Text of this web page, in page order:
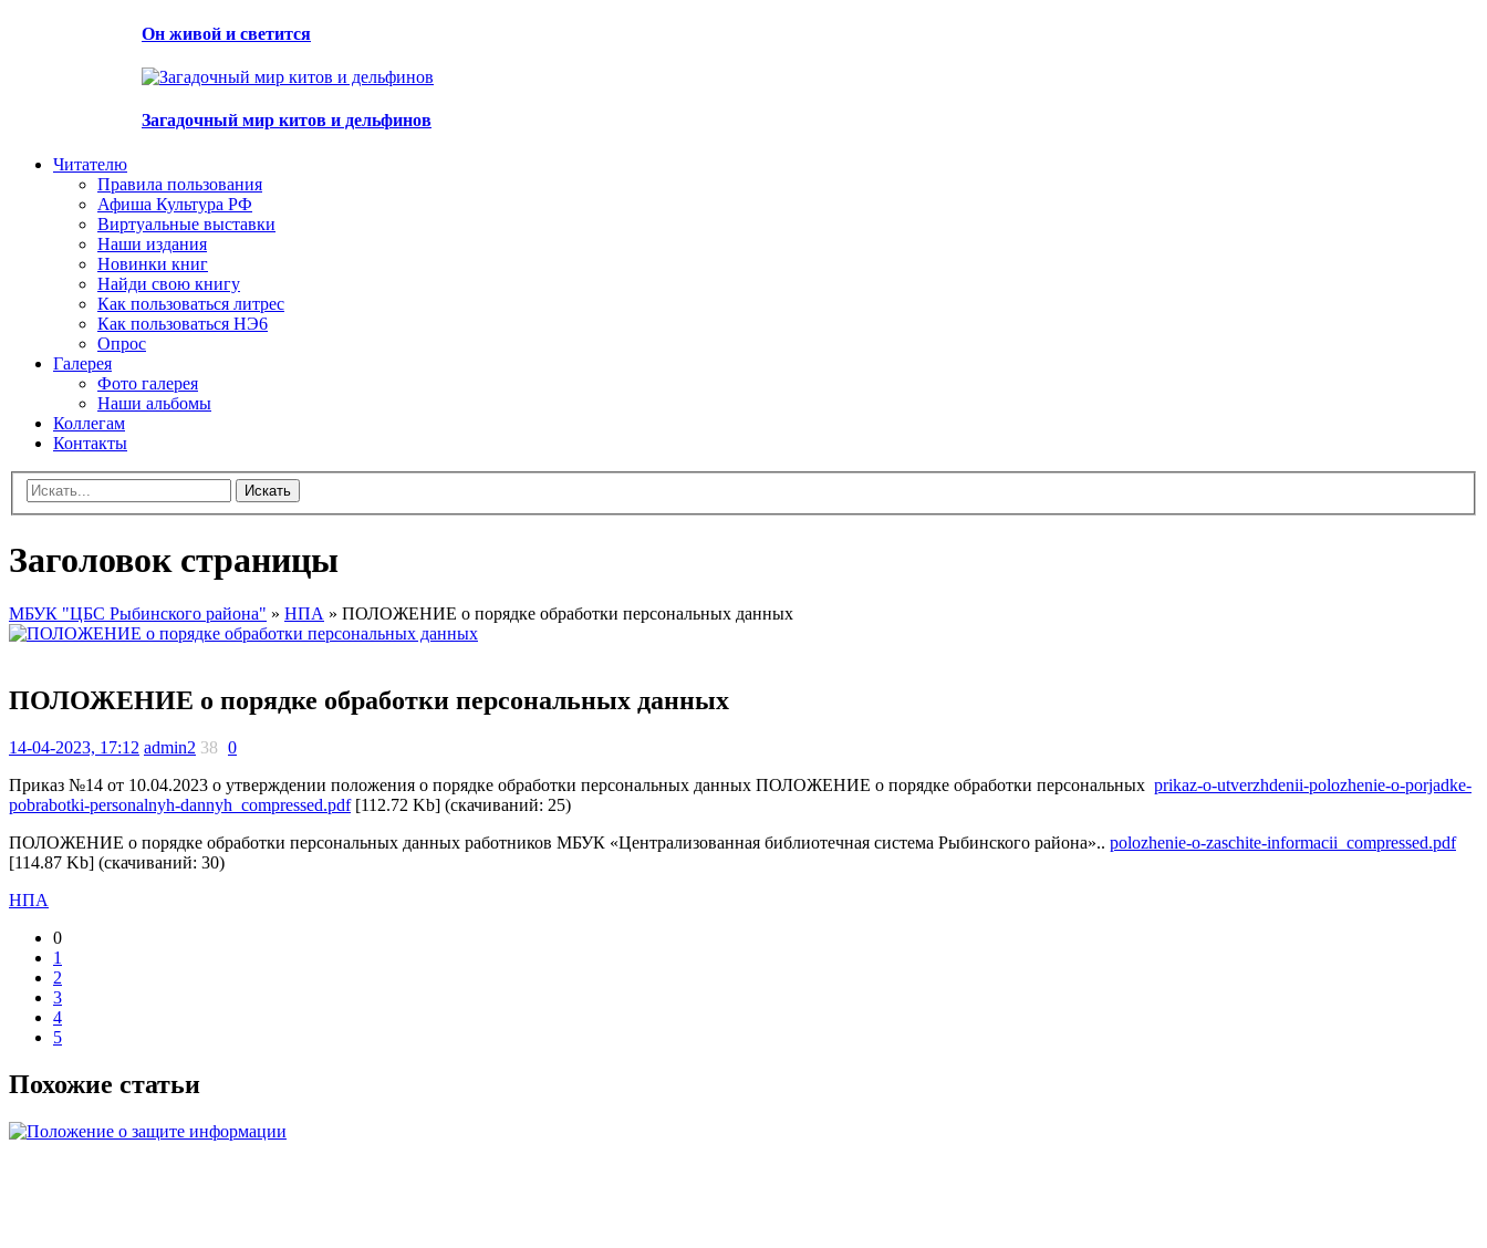
Он живой и светится
Загадочный мир китов и дельфинов
Читателю
Правила пользования
Афиша Культура РФ
Виртуальные выставки
Наши издания
Новинки книг
Найди свою книгу
Как пользоваться литрес
Как пользоваться НЭ6
Опрос
Галерея
Фото галерея
Наши альбомы
Коллегам
Контакты
Искать
Заголовок страницы
МБУК "ЦБС Рыбинского района" » НПА » ПОЛОЖЕНИЕ о порядке обработки персональных данных
ПОЛОЖЕНИЕ о порядке обработки персональных данных
14-04-2023, 17:12 admin2 38 0
Приказ №14 от 10.04.2023 о утверждении положения о порядке обработки персональных данных ПОЛОЖЕНИЕ о порядке обработки персональных prikaz-o-utverzhdenii-polozhenie-o-porjadke-
pobrabotki-personalnyh-dannyh_compressed.pdf[112.72 Kb] (cкачиваний: 25)
ПОЛОЖЕНИЕ о порядке обработки персональных данных работников МБУК «Централизованная библиотечная система Рыбинского района».. polozhenie-o-zaschite-informacii_compressed.pdf
[114.87 Kb] (cкачиваний: 30)
НПА
0
1
2
3
4
5
Похожие статьи